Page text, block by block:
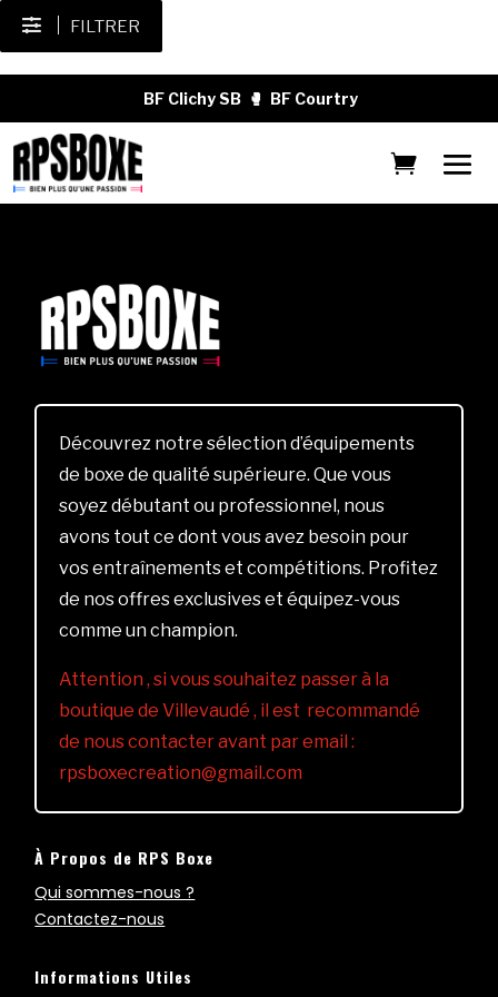
FILTRER
BF Clichy SB 🥊 BF Courtry
Découvrez notre sélection d’équipements
de boxe de qualité supérieure. Que vous
soyez débutant ou professionnel, nous
avons tout ce dont vous avez besoin pour
vos entraînements et compétitions. Profitez
de nos offres exclusives et équipez-vous
comme un champion.
Attention , si vous souhaitez passer à la
boutique de Villevaudé , il est recommandé
de nous contacter avant par email :
rpsboxecreation@gmail.com
À Propos de RPS Boxe
Qui sommes-nous ?
Contactez-nous
Informations Utiles